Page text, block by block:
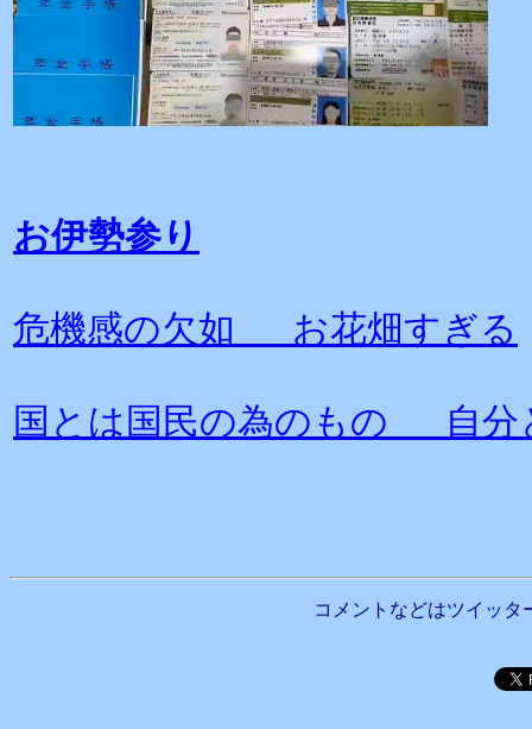
お伊勢参り
危機感の欠如 お花畑すぎる
国とは国民の為のもの 自分
コメントなどはツイッタ